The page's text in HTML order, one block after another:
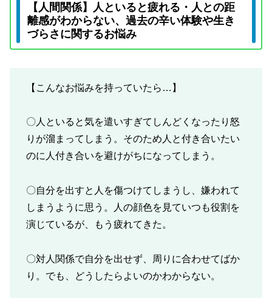
【人間関係】人といると疲れる・人との距
離感がわからない、過去の辛い体験や生き
づらさに関するお悩み
【こんなお悩みを持っていたら…】
〇人といると気を遣いすぎてしんどくなったり怒
りが溜まってしまう。そのため人と付き合いたい
のに人付き合いを避けがちになってしまう。
〇自分を出すと人を傷つけてしまうし、嫌われて
しまうように思う。人の顔色を見ていつも役割を
演じているが、もう疲れてきた。
〇対人関係で自分を出せず、周りに合わせてばか
り。でも、どうしたらよいのかわからない。